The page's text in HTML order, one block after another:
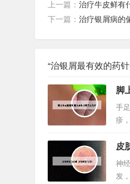
上一篇： 治疗牛皮鲜有
下一篇： 治疗银屑病的
“治银屑最有效的药
脚
手
疹
显
豆
皮
神
发